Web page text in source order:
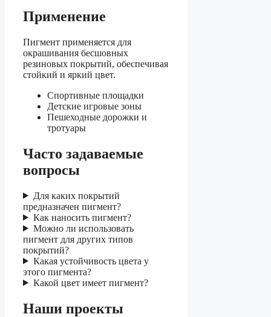
Применение
Пигмент применяется для
окрашивания бесшовных
резиновых покрытий, обеспечивая
стойкий и яркий цвет.
Спортивные площадки
Детские игровые зоны
Пешеходные дорожки и
тротуары
Часто задаваемые
вопросы
Для каких покрытий
предназначен пигмент?
Как наносить пигмент?
Можно ли использовать
пигмент для других типов
покрытий?
Какая устойчивость цвета у
этого пигмента?
Какой цвет имеет пигмент?
Наши проекты